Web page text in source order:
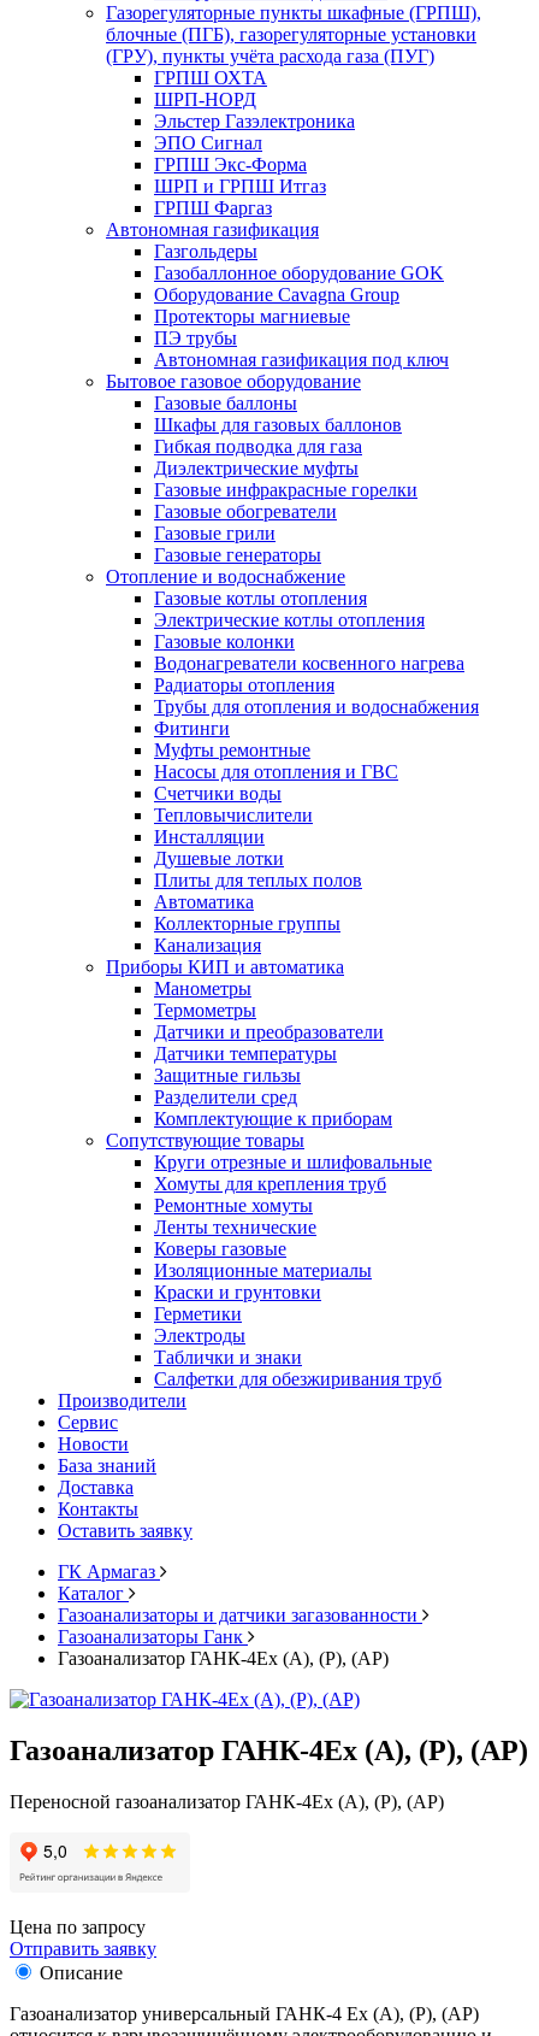
Газорегуляторные пункты шкафные (ГРПШ),
блочные (ПГБ), газорегуляторные установки
(ГРУ), пункты учёта расхода газа (ПУГ)
ГРПШ ОХТА
ШРП-НОРД
Эльстер Газэлектроника
ЭПО Сигнал
ГРПШ Экс-Форма
ШРП и ГРПШ Итгаз
ГРПШ Фаргаз
Автономная газификация
Газгольдеры
Газобаллонное оборудование GOK
Оборудование Cavagna Group
Протекторы магниевые
ПЭ трубы
Автономная газификация под ключ
Бытовое газовое оборудование
Газовые баллоны
Шкафы для газовых баллонов
Гибкая подводка для газа
Диэлектрические муфты
Газовые инфракрасные горелки
Газовые обогреватели
Газовые грили
Газовые генераторы
Отопление и водоснабжение
Газовые котлы отопления
Электрические котлы отопления
Газовые колонки
Водонагреватели косвенного нагрева
Радиаторы отопления
Трубы для отопления и водоснабжения
Фитинги
Муфты ремонтные
Насосы для отопления и ГВС
Счетчики воды
Тепловычислители
Инсталляции
Душевые лотки
Плиты для теплых полов
Автоматика
Коллекторные группы
Канализация
Приборы КИП и автоматика
Манометры
Термометры
Датчики и преобразователи
Датчики температуры
Защитные гильзы
Разделители сред
Комплектующие к приборам
Сопутствующие товары
Круги отрезные и шлифовальные
Хомуты для крепления труб
Ремонтные хомуты
Ленты технические
Коверы газовые
Изоляционные материалы
Краски и грунтовки
Герметики
Электроды
Таблички и знаки
Салфетки для обезжиривания труб
Производители
Сервис
Новости
База знаний
Доставка
Контакты
Оставить заявку
ГК Армагаз
Каталог
Газоанализаторы и датчики загазованности
Газоанализаторы Ганк
Газоанализатор ГАНК-4Ex (А), (Р), (АР)
Газоанализатор ГАНК-4Ex (А), (Р), (АР)
Переносной газоанализатор ГАНК-4Ex (А), (Р), (АР)
Цена по запросу
Отправить заявку
Описание
Газоанализатор универсальный ГАНК-4 Ех (А), (Р), (АР)